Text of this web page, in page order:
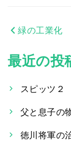
投
稿
ビ
ゲ
ー
緑の工業化
最近の投
スピッツ２
父と息子の
徳川将軍の